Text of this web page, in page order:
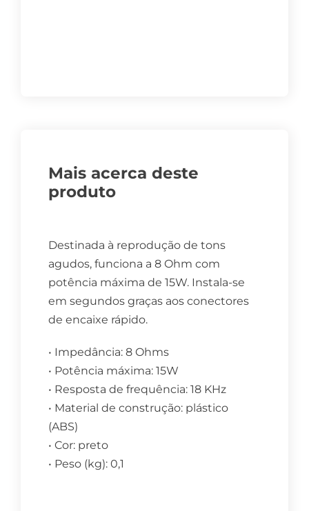
Mais acerca deste
produto
Destinada à reprodução de tons
agudos, funciona a 8 Ohm com
potência máxima de 15W. Instala-se
em segundos graças aos conectores
de encaixe rápido.
• Impedância: 8 Ohms
• Potência máxima: 15W
• Resposta de frequência: 18 KHz
• Material de construção: plástico
(ABS)
• Cor: preto
• Peso (kg): 0,1